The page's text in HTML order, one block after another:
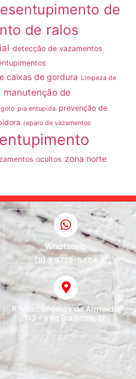
de
de ralos
detecção de vazamentos
caixas de gordura Limpeza de
manutenção de
pia entupida prevenção de
reparo de vazamentos
ocultos zona norte
Whatsapp
(11) 9 9739-5404
R. Vasconcelos de Almeida,
113 - Vila Barbosa, SP